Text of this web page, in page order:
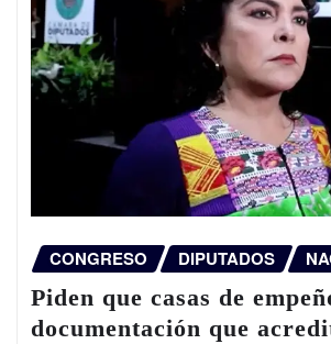
CONGRESO DIPUTADOS
Piden que casas de
documentación que